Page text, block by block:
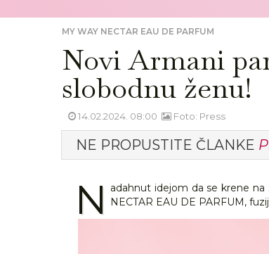
MY WAY NECTAR EAU DE PARFUM
Novi Armani
slobodnu ženu!
14.02.2024. 08:00 Foto: Press
NE PROPUSTITE ČLANKE
N adahnut idejom da se krene na
NECTAR EAU DE PARFUM,